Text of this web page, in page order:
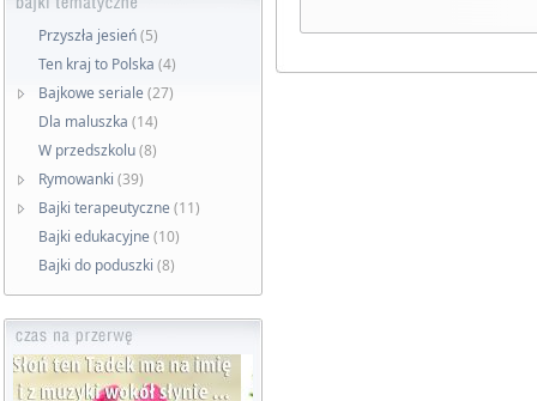
Przyszła jesień(5)
Ten kraj to Polska (4)
Bajkowe seriale (27)
Dla maluszka (14)
W przedszkolu(8)
Rymowanki (39)
Bajki terapeutyczne (11)
Bajki edukacyjne (10)
Bajki do poduszki (8)